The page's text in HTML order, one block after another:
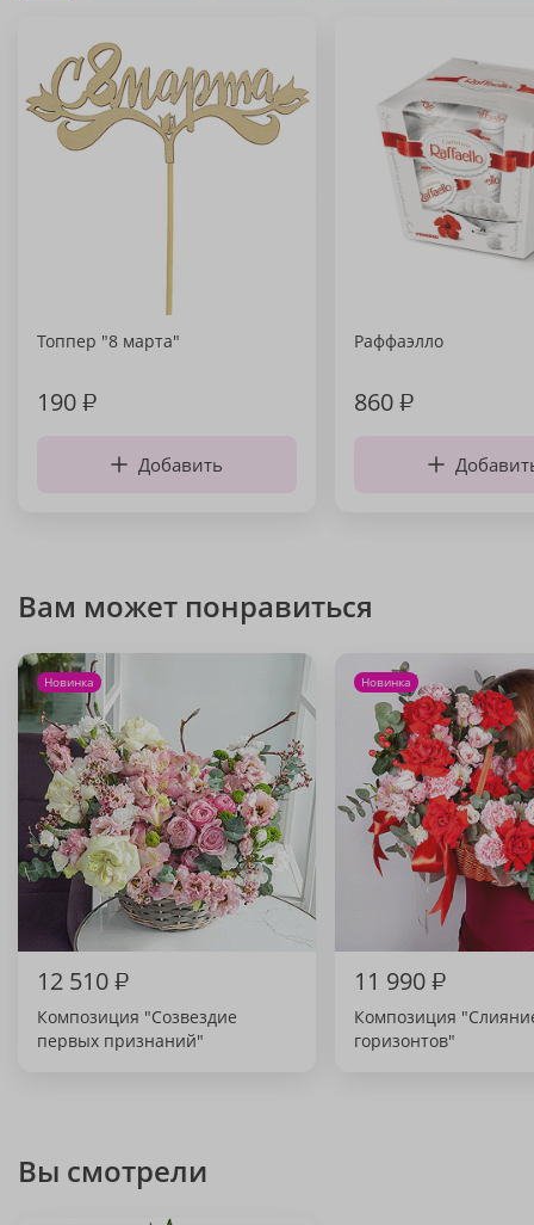
Топпер "8 марта"
190₽
Добавить
Раффаэлло
860₽
Вам может понравиться
Новинка
12 510₽
Композиция "Созвездие
первых признаний"
Новинка
11 990₽
Композиция
горизонтов"
Вы смотрели